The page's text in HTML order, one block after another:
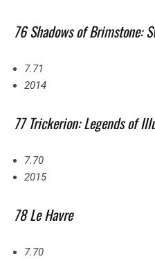
76 Shadows of Brimstone:
7.71
2014
77 Trickerion: Legends of
7.70
2015
78 Le Havre
7.70